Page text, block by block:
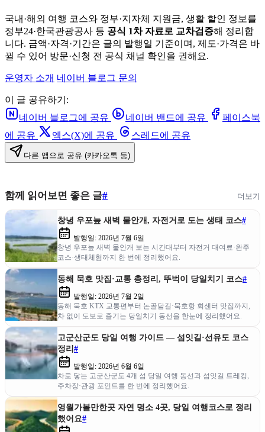
국내·해외 여행 코스와 정부·지자체 지원금, 생활 할인 정보를
정부24·한국관광공사 등 공식 1차 자료로 교차검증해 정리합
니다. 금액·자격·기간은 글의 발행일 기준이며, 제도·가격은 바
뀔 수 있어 방문·신청 전 공식 채널 확인을 권해요.
운영자 소개 네이버 블로그 문의
이 글 공유하기:
네이버 블로그에 공유
네이버 밴드에 공유
페이스북
에 공유
엑스(X)에 공유 스레드에 공유
다른 앱으로 공유 (카카오톡 등)
함께 읽어보면 좋은 글# 더보기
창녕 우포늪 새벽 물안개, 자전거로 도는 생태 코스#
발행일: 2026년 7월 6일
창녕 우포늪 새벽 물안개 보는 시간대부터 자전거 대여료·완주
코스·생태체험까지 한 번에 정리했어요.
동해 묵호 맛집·교통 총정리, 뚜벅이 당일치기 코스#
발행일: 2026년 7월 2일
동해 묵호 KTX 교통편부터 논골담길·묵호항 회센터 맛집까지,
차 없이 도보로 즐기는 당일치기 동선을 한눈에 정리했어요.
고군산군도 당일 여행 가이드 — 섬잇길·선유도 코스
정리 #
발행일: 2026년 6월 6일
차로 닿는 고군산군도 4개 섬 당일 여행 동선과 섬잇길 트레킹,
주차장·관광 포인트를 한 번에 정리했어요.
영월가볼만한곳 자연 명소 4곳, 당일 여행코스로 정리
했어요#